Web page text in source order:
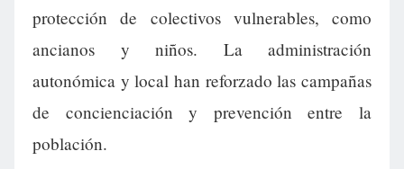
protección de colectivos vulnerables, como
ancianos y niños. La administración
autonómica y local han reforzado las campañas
de concienciación y prevención entre la
población.